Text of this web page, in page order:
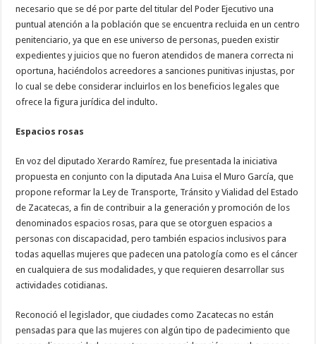
necesario que se dé por parte del titular del Poder Ejecutivo una
puntual atención a la población que se encuentra recluida en un centro
penitenciario, ya que en ese universo de personas, pueden existir
expedientes y juicios que no fueron atendidos de manera correcta ni
oportuna, haciéndolos acreedores a sanciones punitivas injustas, por
lo cual se debe considerar incluirlos en los beneficios legales que
ofrece la figura jurídica del indulto.
Espacios rosas
En voz del diputado Xerardo Ramírez, fue presentada la iniciativa
propuesta en conjunto con la diputada Ana Luisa el Muro García, que
propone reformar la Ley de Transporte, Tránsito y Vialidad del Estado
de Zacatecas, a fin de contribuir a la generación y promoción de los
denominados espacios rosas, para que se otorguen espacios a
personas con discapacidad, pero también espacios inclusivos para
todas aquellas mujeres que padecen una patología como es el cáncer
en cualquiera de sus modalidades, y que requieren desarrollar sus
actividades cotidianas.
Reconoció el legislador, que ciudades como Zacatecas no están
pensadas para que las mujeres con algún tipo de padecimiento que